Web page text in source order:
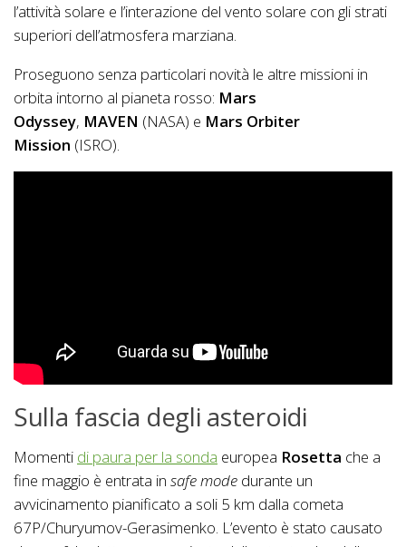
l’attività solare e l’interazione del vento solare con gli strati
superiori dell’atmosfera marziana.
Proseguono senza particolari novità le altre missioni in
orbita intorno al pianeta rosso: Mars
Odyssey, MAVEN (NASA) e Mars Orbiter
Mission (ISRO).
Sulla fascia degli asteroidi
Momenti di paura per la sonda europea Rosetta che a
fine maggio è entrata in safe mode durante un
avvicinamento pianificato a soli 5 km dalla cometa
67P/Churyumov-Gerasimenko. L’evento è stato causato